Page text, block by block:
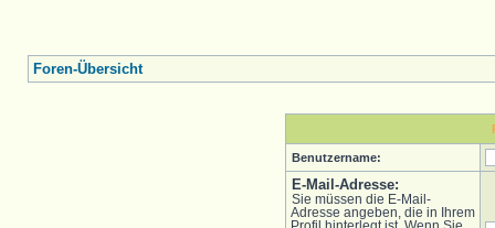
Foren-Übersicht
Benutzername:
E-Mail-Adresse:
Sie müssen die E-Mail-
Adresse angeben, die in Ihrem